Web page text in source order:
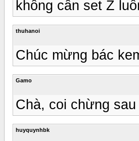
không cần set Z
thuhanoi
Chúc mừng bác
Gamo
Chà, coi chừng
huyquynhbk